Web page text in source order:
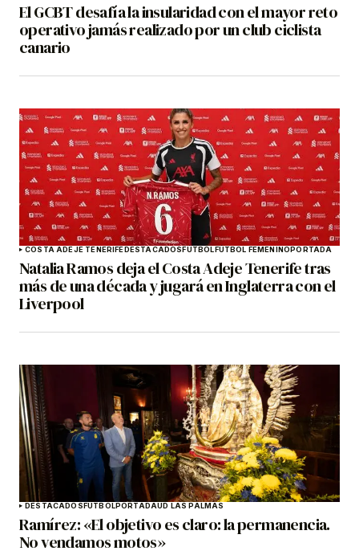
El GCBT desafía la insularidad con el mayor reto
operativo jamás realizado por un club ciclista
canario
COSTA ADEJE TENERIFEDESTACADOSFÚTBOLFÚTBOL FEMENINOPORTADA
Natalia Ramos deja el Costa Adeje Tenerife tras
más de una década y jugará en Inglaterra con el
Liverpool
DESTACADOSFÚTBOLPORTADAUD LAS PALMAS
Ramírez: «El objetivo es claro: la permanencia.
No vendamos motos»